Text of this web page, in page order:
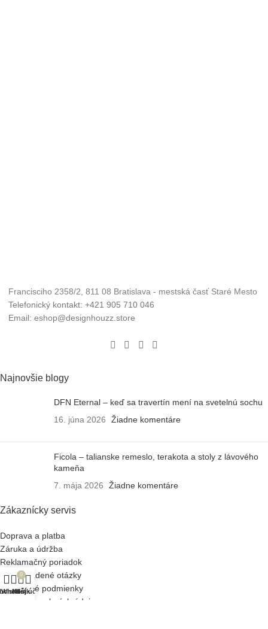
Francisciho 2358/2, 811 08 Bratislava - mestská časť Staré Mesto
Telefonický kontakt: +421 905 710 046
Email: eshop@designhouzz.store
Najnovšie blogy
DFN Eternal – keď sa travertín mení na svetelnú sochu
16. júna 2026
Žiadne komentáre
Ficola – talianske remeslo, terakota a stoly z lávového
kameňa
7. mája 2026
Žiadne komentáre
Zákaznícky servis
Doprava a platba
Záruka a údržba
Reklamačný poriadok
Často kladené otázky
Obchodné podmienky
Ochrana osobných údajov
Wishlist
0
Košík
Môj účet